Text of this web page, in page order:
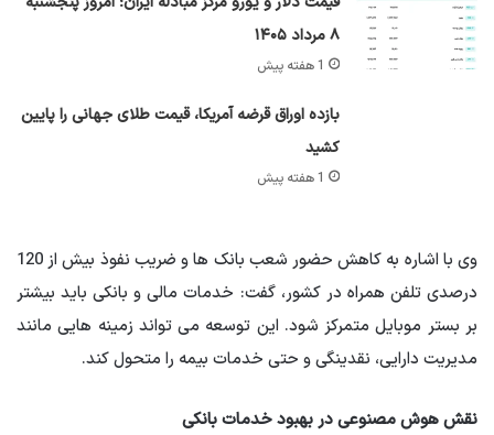
۸ مرداد ۱۴۰۵
1 هفته پیش
بازده اوراق قرضه آمریکا، قیمت طلای جهانی را پایین
کشید
1 هفته پیش
وی با اشاره به کاهش حضور شعب بانک ها و ضریب نفوذ بیش از 120
درصدی تلفن همراه در کشور، گفت: خدمات مالی و بانکی باید بیشتر
بر بستر موبایل متمرکز شود. این توسعه می تواند زمینه هایی مانند
مدیریت دارایی، نقدینگی و حتی خدمات بیمه را متحول کند.
نقش هوش مصنوعی در بهبود خدمات بانکی